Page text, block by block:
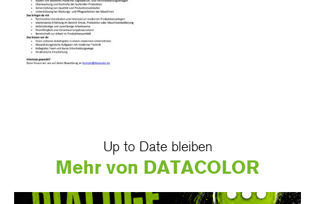
Up to Date bleiben
Mehr von DATACOLOR